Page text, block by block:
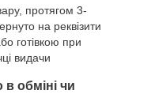
протягом 3-
на реквізити
готівкою при
видачи
обміні чи